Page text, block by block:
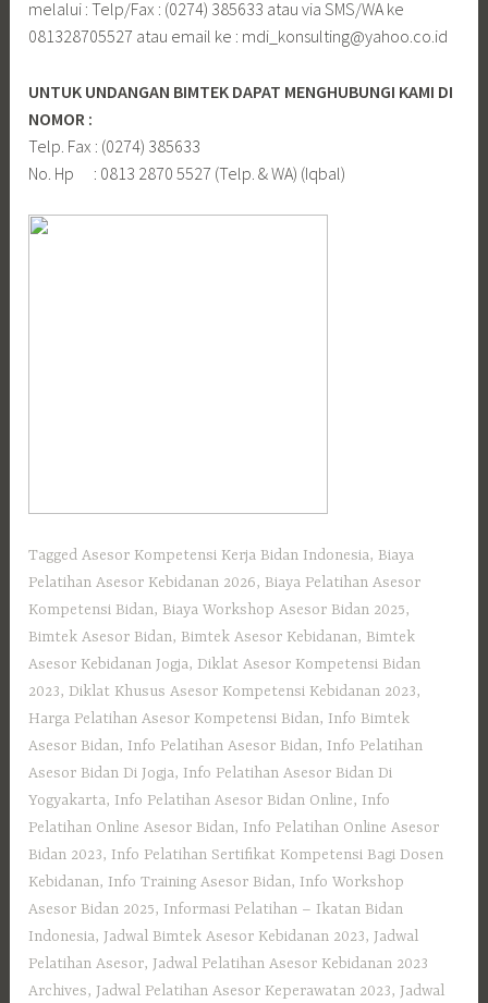
melalui : Telp/Fax : (0274) 385633 atau via SMS/WA ke
081328705527 atau email ke : mdi_konsulting@yahoo.co.id
UNTUK UNDANGAN BIMTEK DAPAT MENGHUBUNGI KAMI DI
NOMOR :
Telp. Fax : (0274) 385633
No. Hp : 0813 2870 5527 (Telp. & WA) (Iqbal)
TaggedAsesor Kompetensi Kerja Bidan Indonesia, Biaya
Pelatihan Asesor Kebidanan 2026, Biaya Pelatihan Asesor
Kompetensi Bidan, Biaya Workshop Asesor Bidan 2025,
Bimtek Asesor Bidan, Bimtek Asesor Kebidanan, Bimtek
Asesor Kebidanan Jogja,Diklat Asesor Kompetensi Bidan
2023,Diklat Khusus Asesor Kompetensi Kebidanan 2023,
Harga Pelatihan Asesor Kompetensi Bidan, Info Bimtek
Asesor Bidan, Info Pelatihan Asesor Bidan, Info Pelatihan
Asesor Bidan Di Jogja, Info Pelatihan Asesor Bidan Di
Yogyakarta, Info Pelatihan Asesor Bidan Online, Info
Pelatihan Online Asesor Bidan, Info Pelatihan Online Asesor
Bidan 2023, Info Pelatihan Sertifikat Kompetensi Bagi Dosen
Kebidanan, Info Training Asesor Bidan, Info Workshop
Asesor Bidan 2025, Informasi Pelatihan – Ikatan Bidan
Indonesia, Jadwal Bimtek Asesor Kebidanan 2023, Jadwal
Pelatihan Asesor, Jadwal Pelatihan Asesor Kebidanan 2023
Archives, Jadwal Pelatihan Asesor Keperawatan 2023, Jadwal